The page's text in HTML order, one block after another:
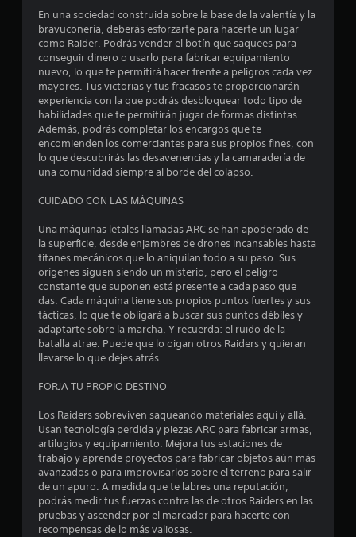
i
c
a
c
o
e
s
En una sociedad construida sobre la base de la valentía y la
bravuconería, deberás esforzarte para hacerte un lugar
como Raider. Podrás vender el botín que saquees para
conseguir dinero o usarlo para fabricar equipamiento
nuevo, lo que te permitirá hacer frente a peligros cada vez
mayores. Tus victorias y tus fracasos te proporcionarán
experiencia con la que podrás desbloquear todo tipo de
habilidades que te permitirán jugar de formas distintas.
Además, podrás completar los encargos que te
encomienden los comerciantes para sus propios fines, con
lo que descubrirás las desavenencias y la camaradería de
una comunidad siempre al borde del colapso.
CUIDADO CON LAS MÁQUINAS
Una máquinas letales llamadas ARC se han apoderado de
la superficie, desde enjambres de drones incansables hasta
titanes mecánicos que lo aniquilan todo a su paso. Sus
orígenes siguen siendo un misterio, pero el peligro
constante que suponen está presente a cada paso que
das. Cada máquina tiene sus propios puntos fuertes y sus
tácticas, lo que te obligará a buscar sus puntos débiles y
adaptarte sobre la marcha. Y recuerda: el ruido de la
batalla atrae. Puede que lo oigan otros Raiders y quieran
llevarse lo que dejes atrás.
FORJA TU PROPIO DESTINO
Los Raiders sobreviven saqueando materiales aquí y allá.
Usan tecnología perdida y piezas ARC para fabricar armas,
artilugios y equipamiento. Mejora tus estaciones de
trabajo y aprende proyectos para fabricar objetos aún más
avanzados o para improvisarlos sobre el terreno para salir
de un apuro. A medida que te labres una reputación,
podrás medir tus fuerzas contra las de otros Raiders en las
pruebas y ascender por el marcador para hacerte con
recompensas de lo más valiosas.